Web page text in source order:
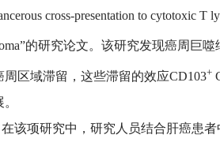
cross-presentation to cytotoxic T
的研究论文。该研究发现癌周巨
周区域滞留，这些滞留的效应CD103+
项研究中，研究人员结合肝癌患者